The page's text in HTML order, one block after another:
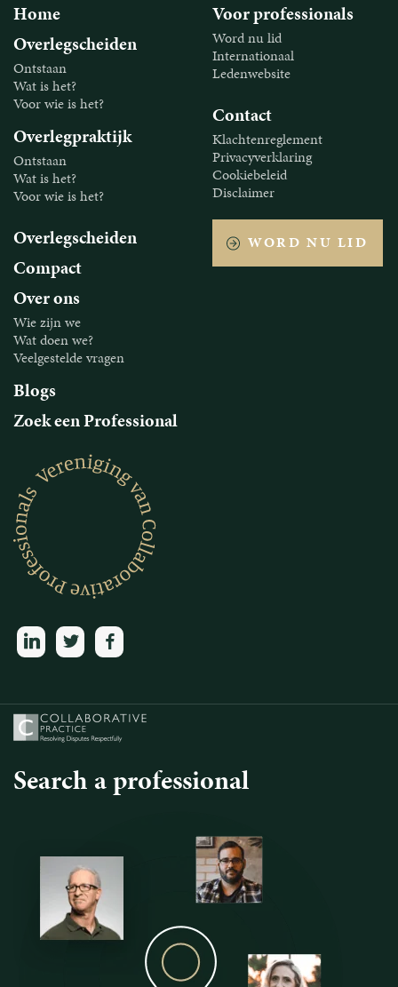
Home
Overlegscheiden
Ontstaan
Wat is het?
Voor wie is het?
Overlegpraktijk
Ontstaan
Wat is het?
Voor wie is het?
Overlegscheiden
Compact
Over ons
Wie zijn we
Wat doen we?
Veelgestelde vragen
Blogs
Zoek een Professional
Voor professionals
Word nu lid
Internationaal
Ledenwebsite
Contact
Klachtenreglement
Privacyverklaring
Cookiebeleid
Disclaimer
WORD NU LID
linkedintwitter facebook
Search a professional